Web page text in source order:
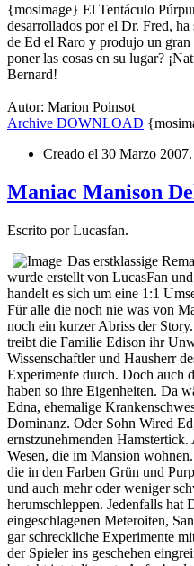
{mosimage} El Tentáculo
desarrollados por el Dr. Fred,
de Ed el Raro y produjo un
poner las cosas en su lugar?
Bernard!
Autor: Marion Poinsot
Archive DOWNLOAD
Creado el 30 Marzo 2007.
Maniac Manison
Escrito por Lucasfan.
Das erstklassige
wurde erstellt von LucasFan
handelt es sich um eine 1:1
Für alle die noch nie was von
noch ein kurzer Abriss der
treibt die Familie Edison ihr
Wissenschaftler und Hausherr
Experimente durch. Doch auch
haben so ihre Eigenheiten. Da
Edna, ehemalige
Dominanz. Oder Sohn Wired
ernstzunehmenden
Wesen, die im Mansion
die in den Farben Grün und
und auch mehr oder weniger
herumschleppen. Jedenfalls hat
eingeschlagenen Meteroiten,
gar schreckliche Experimente
der Spieler ins geschehen